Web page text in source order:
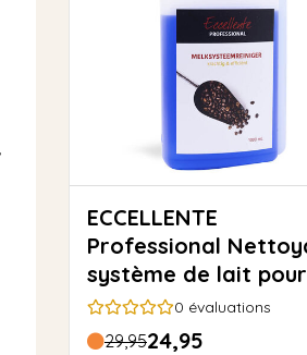
ECCELLENTE
Professional Nettoyant
système de lait pour
Jura - 1000ml
0 évaluations
29,9524,95